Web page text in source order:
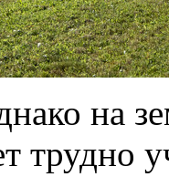
на
трудно